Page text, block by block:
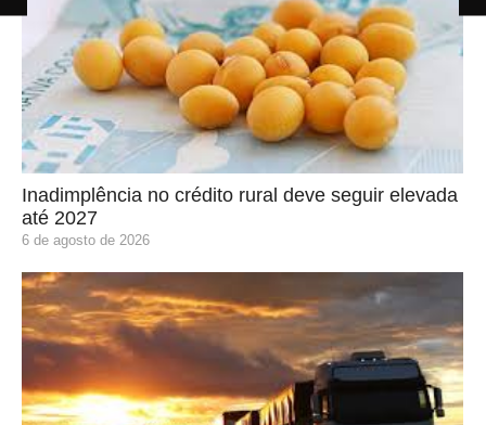
Inadimplência no crédito rural deve seguir elevada
até 2027
6 de agosto de 2026